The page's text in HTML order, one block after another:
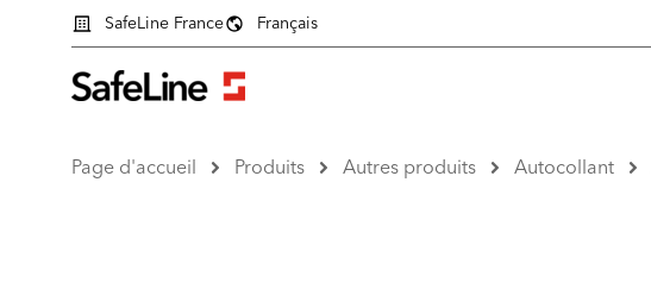
SafeLine France Français
Page d'accueil Produits Autres produits Autocollant